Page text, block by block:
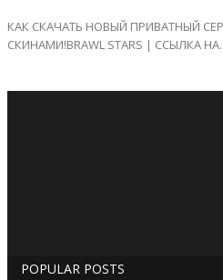
КАК СКАЧАТЬ НОВЫЙ ПРИВАТНЫЙ
СКИНАМИ!BRAWL STARS | ССЫЛКА
POPULAR POSTS